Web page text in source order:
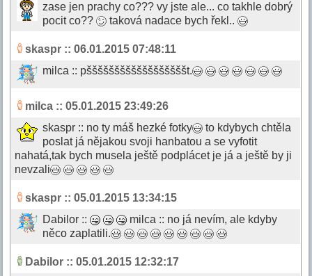
zase jen prachy co??? vy jste ale... co takhle dobrý
pocit co??
taková nadace bych řekl..
skaspr :: 06.01.2015 07:48:11
milca :: pššššššššššššššššššt.
milca :: 05.01.2015 23:49:26
skaspr :: no ty máš hezké fotky
to kdybych chtěla
poslat já nějakou svoji hanbatou a se vyfotit
nahatá,tak bych musela ještě podplácet je já a ještě by ji
nevzali
skaspr :: 05.01.2015 13:34:15
Dabilor ::
milca :: no já nevím, ale kdyby
něco zaplatili.
Dabilor :: 05.01.2015 12:32:17